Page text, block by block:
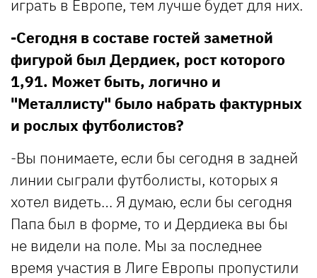
играть в Европе, тем лучше будет для них.
-Сегодня в составе гостей заметной
фигурой был Дердиек, рост которого
1,91. Может быть, логично и
"Металлисту" было набрать фактурных
и рослых футболистов?
-Вы понимаете, если бы сегодня в задней
линии сыграли футболисты, которых я
хотел видеть… Я думаю, если бы сегодня
Папа был в форме, то и Дердиека вы бы
не видели на поле. Мы за последнее
время участия в Лиге Европы пропустили